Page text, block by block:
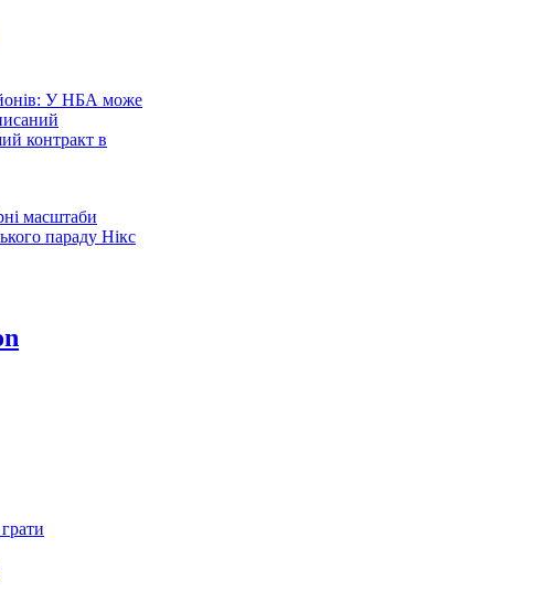
У НБА може
контракт в
масштаби
параду Нікс
Нью-Йорк - Сан-
Буллз